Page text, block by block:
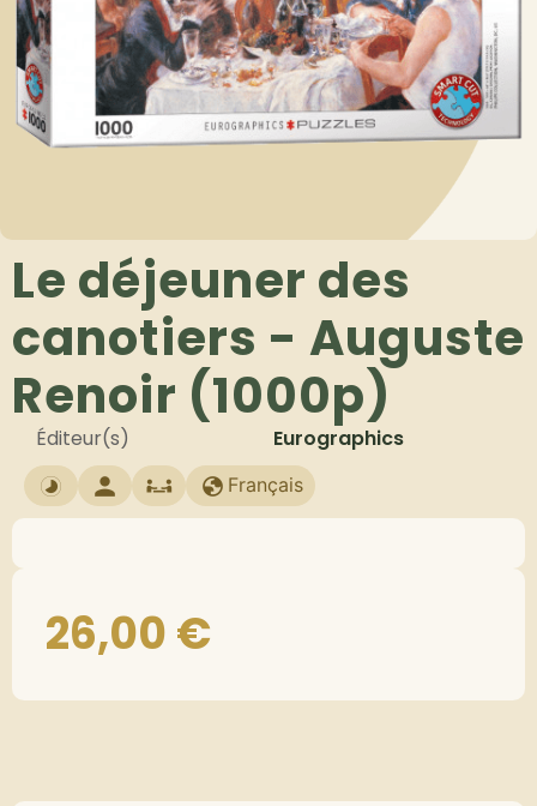
Le déjeuner des
canotiers - Auguste
Renoir (1000p)
Éditeur(s) Eurographics
Français
26,00€